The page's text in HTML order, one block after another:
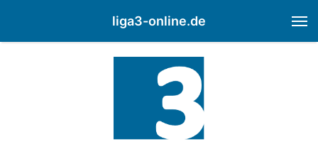
liga3-online.de